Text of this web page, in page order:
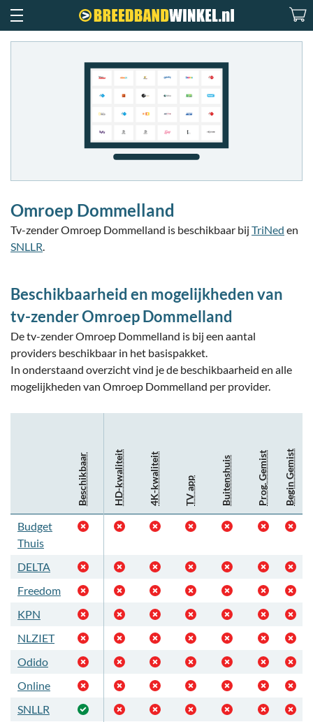
Omroep Dommelland
Tv-zender Omroep Dommelland is beschikbaar bij TriNed en
SNLLR.
Beschikbaarheid en mogelijkheden van
tv-zender Omroep Dommelland
De tv-zender Omroep Dommelland is bij een aantal
providers beschikbaar in het basispakket.
In onderstaand overzicht vind je de beschikbaarheid en alle
mogelijkheden van Omroep Dommelland per provider.
Beschikbaar HD-kwaliteit 4K-kwaliteit TV app Buitenshuis Prog. Gemist Begin Gemist
Budget
Thuis
DELTA
Freedom
KPN
NLZIET
Odido
Online
SNLLR